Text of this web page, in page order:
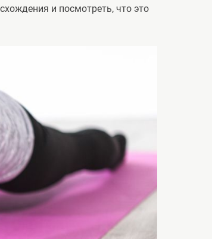
и посмотреть, что это